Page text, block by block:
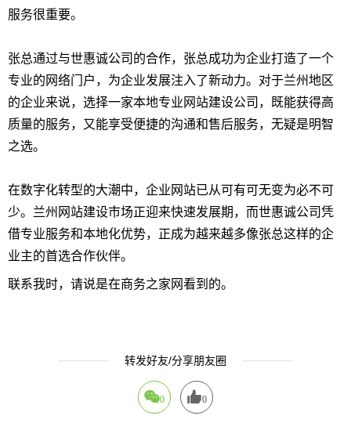
服务很重要。
张总通过与世惠诚公司的合作，张总成功为企业打造了一个
专业的网络门户，为企业发展注入了新动力。对于兰州地区
的企业来说，选择一家本地专业网站建设公司，既能获得高
质量的服务，又能享受便捷的沟通和售后服务，无疑是明智
之选。
在数字化转型的大潮中，企业网站已从可有可无变为必不可
少。兰州网站建设市场正迎来快速发展期，而世惠诚公司凭
借专业服务和本地化优势，正成为越来越多像张总这样的企
业主的首选合作伙伴。
联系我时，请说是在商务之家网看到的。
转发好友/分享朋友圈
0 0